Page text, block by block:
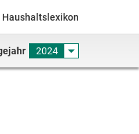
Haushaltslexikon
2024